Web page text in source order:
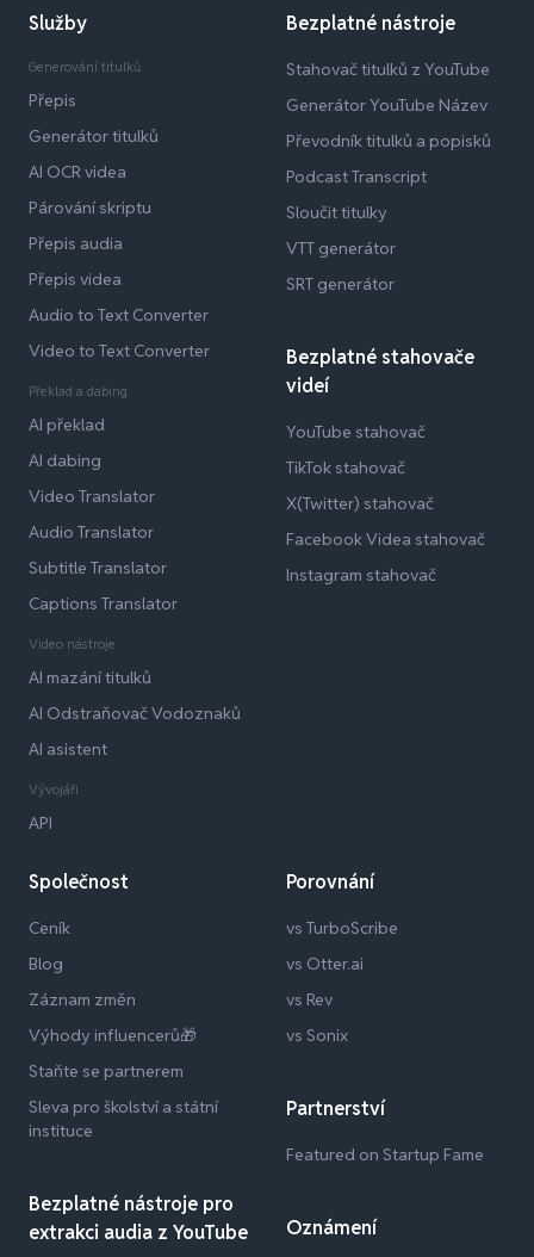
Služby
Generování titulků
Přepis
Generátor titulků
AI OCR videa
Párování skriptu
Přepis audia
Přepis videa
Audio to Text Converter
Video to Text Converter
Překlad a dabing
AI překlad
AI dabing
Video Translator
Audio Translator
Subtitle Translator
Captions Translator
Video nástroje
AI mazání titulků
AI Odstraňovač Vodoznaků
AI asistent
Vývojáři
API
Bezplatné nástroje
Stahovač titulků z YouTube
Generátor YouTube Název
Převodník titulků a popisků
Podcast Transcript
Sloučit titulky
VTT generátor
SRT generátor
Bezplatné stahovače
videí
YouTube stahovač
TikTok stahovač
X(Twitter) stahovač
Facebook Videa stahovač
Instagram stahovač
Společnost
Ceník
Blog
Záznam změn
Výhody influencerů🎁
Staňte se partnerem
Sleva pro školství a státní
instituce
Bezplatné nástroje pro
extrakci audia z YouTube
Porovnání
vs TurboScribe
vs Otter.ai
vs Rev
vs Sonix
Partnerství
Featured on Startup Fame
Oznámení